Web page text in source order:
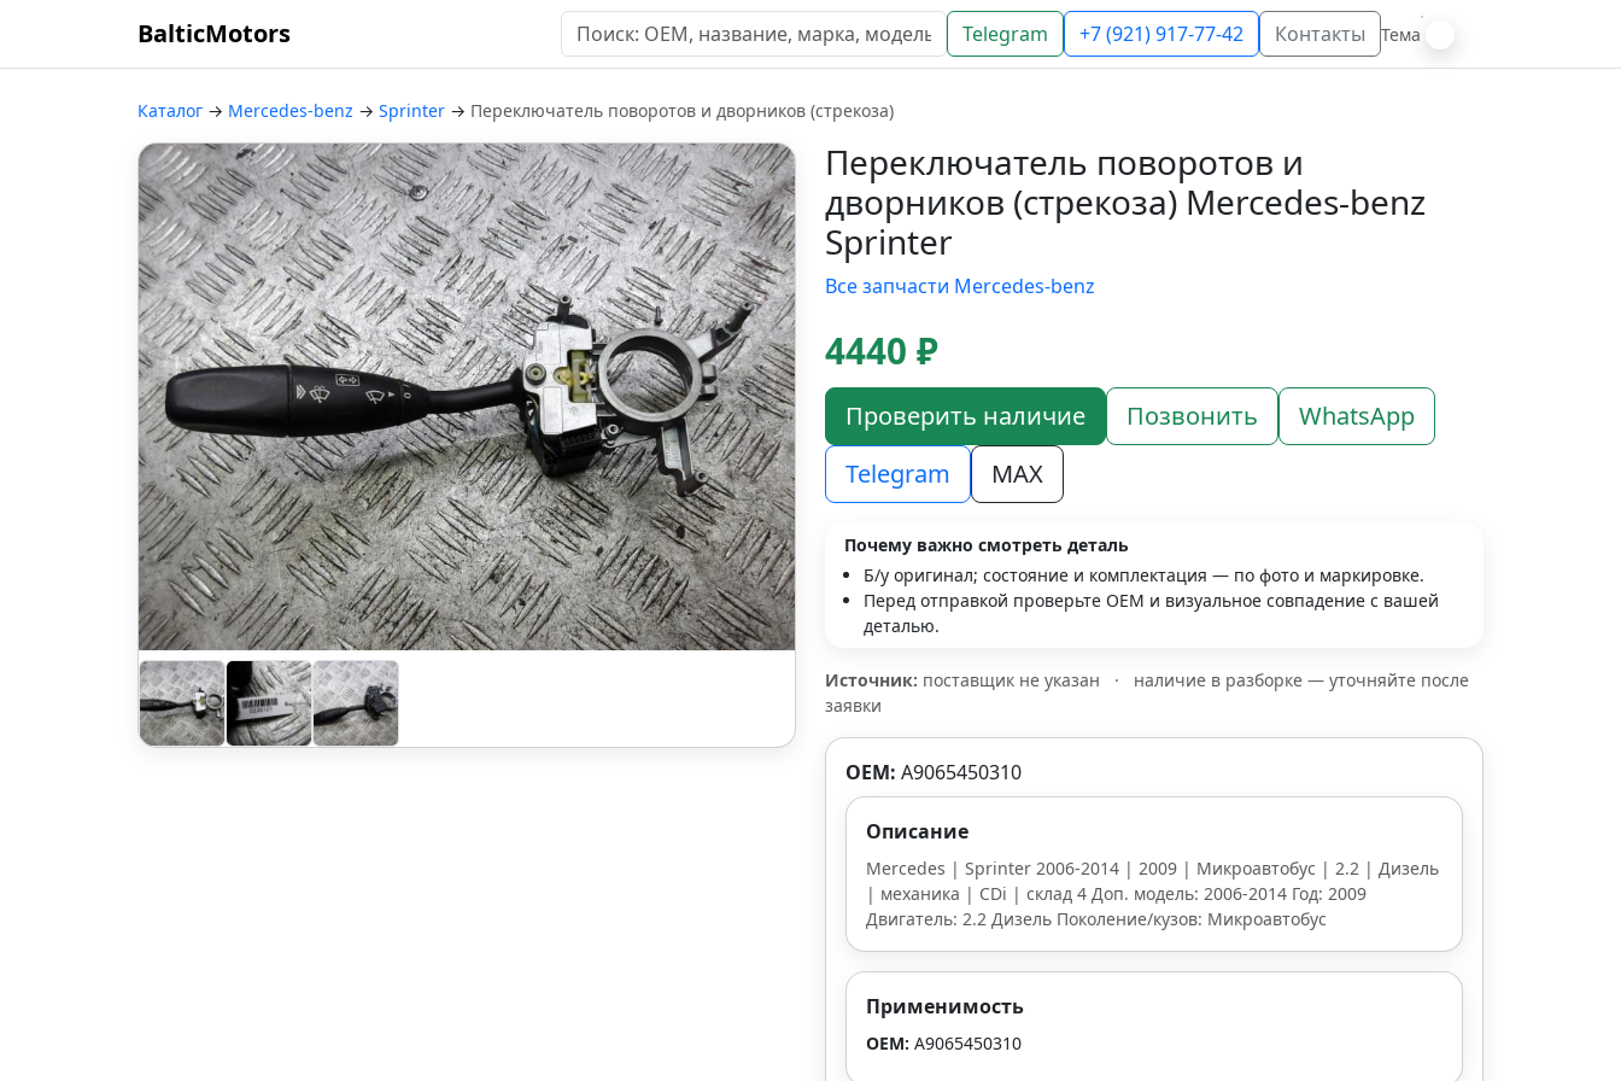
BalticMotors Telegram +7 (921) 917-77-42 Контакты Тема
Каталог → Mercedes-benz → Sprinter → Переключатель поворотов и дворников (стрекоза)
Переключатель поворотов и
дворников (стрекоза) Mercedes-benz
Sprinter
Все запчасти Mercedes-benz
4440 ₽
Проверить наличие Позвонить
WhatsApp
Telegram
MAX
Почему важно смотреть деталь
Б/у оригинал; состояние и комплектация — по фото и маркировке.
Перед отправкой проверьте OEM и визуальное совпадение с вашей
деталью.
Источник: поставщик не указан ·
наличие в разборке — уточняйте после
заявки
OEM: A9065450310
Описание
Mercedes | Sprinter 2006-2014 | 2009 | Микроавтобус | 2.2 | Дизель
| механика | CDi | склад 4 Доп. модель: 2006-2014 Год: 2009
Двигатель: 2.2 Дизель Поколение/кузов: Микроавтобус
Применимость
OEM: A9065450310